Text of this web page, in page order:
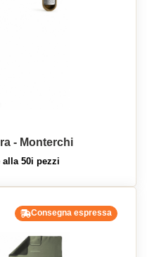
- Monterchi
alla 50i pezzi
Consegna espressa